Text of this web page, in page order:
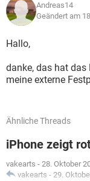
Andreas14
Geändert am
Hallo,
danke, das hat das
meine externe
Ähnliche Threads
iPhone zeigt
vakearts - 28. Oktober
vakearts - 29.